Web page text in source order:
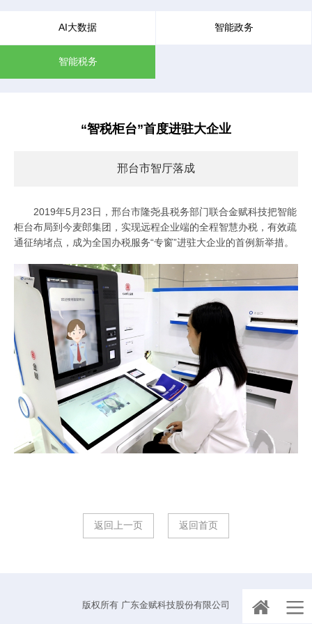
AI大数据 智能政务
智能税务
“智税柜台”首度进驻大企业
邢台市智厅落成
2019年5月23日，邢台市隆尧县税务部门联合金赋科技把智能
柜台布局到今麦郎集团，实现远程企业端的全程智慧办税，有效疏
通征纳堵点，成为全国办税服务“专窗”进驻大企业的首例新举措。
返回上一页 返回首页
版权所有 广东金赋科技股份有限公司